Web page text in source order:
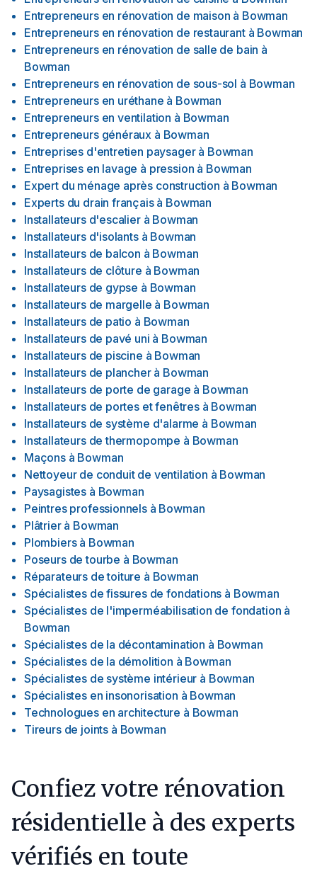
Entrepreneurs en rénovation de maison à Bowman
Entrepreneurs en rénovation de restaurant à Bowman
Entrepreneurs en rénovation de salle de bain à
Bowman
Entrepreneurs en rénovation de sous-sol à Bowman
Entrepreneurs en uréthane à Bowman
Entrepreneurs en ventilation à Bowman
Entrepreneurs généraux à Bowman
Entreprises d'entretien paysager à Bowman
Entreprises en lavage à pression à Bowman
Expert du ménage après construction à Bowman
Experts du drain français à Bowman
Installateurs d'escalier à Bowman
Installateurs d'isolants à Bowman
Installateurs de balcon à Bowman
Installateurs de clôture à Bowman
Installateurs de gypse à Bowman
Installateurs de margelle à Bowman
Installateurs de patio à Bowman
Installateurs de pavé uni à Bowman
Installateurs de piscine à Bowman
Installateurs de plancher à Bowman
Installateurs de porte de garage à Bowman
Installateurs de portes et fenêtres à Bowman
Installateurs de système d'alarme à Bowman
Installateurs de thermopompe à Bowman
Maçons à Bowman
Nettoyeur de conduit de ventilation à Bowman
Paysagistes à Bowman
Peintres professionnels à Bowman
Plâtrier à Bowman
Plombiers à Bowman
Poseurs de tourbe à Bowman
Réparateurs de toiture à Bowman
Spécialistes de fissures de fondations à Bowman
Spécialistes de l'imperméabilisation de fondation à
Bowman
Spécialistes de la décontamination à Bowman
Spécialistes de la démolition à Bowman
Spécialistes de système intérieur à Bowman
Spécialistes en insonorisation à Bowman
Technologues en architecture à Bowman
Tireurs de joints à Bowman
Confiez votre rénovation
résidentielle à des experts
vérifiés en toute